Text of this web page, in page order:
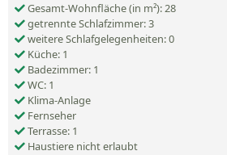
Gesamt-Wohnfläche (in m²): 28
getrennte Schlafzimmer: 3
weitere Schlafgelegenheiten: 0
Küche: 1
Badezimmer: 1
WC: 1
Klima-Anlage
Fernseher
Terrasse: 1
Haustiere nicht erlaubt